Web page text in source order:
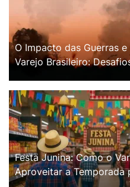
O Impacto das Guerras
Varejo Brasileiro:
Festa Junina: Como o
Aproveitar a Temporada